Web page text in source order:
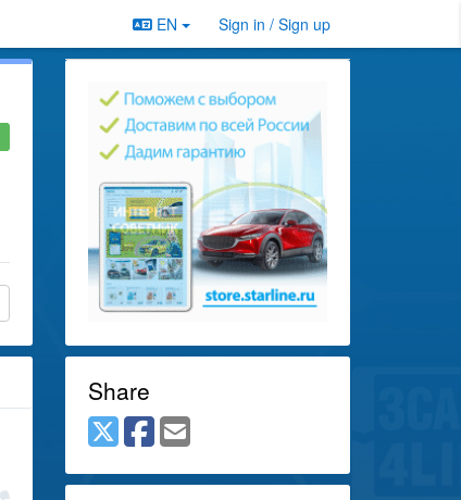
EN Sign in / Sign up
Share